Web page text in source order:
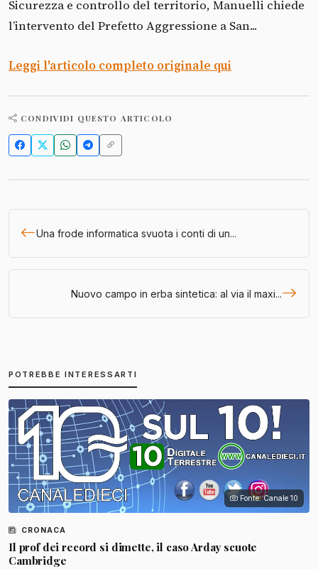
Sicurezza e controllo del territorio, Manuelli chiede
l’intervento del Prefetto Aggressione a San...
Leggi l'articolo completo originale qui
CONDIVIDI QUESTO ARTICOLO
Una frode informatica svuota i conti di un...
Nuovo campo in erba sintetica: al via il maxi...
POTREBBE INTERESSARTI
Fonte: Canale 10
CRONACA
Il prof dei record si dimette, il caso Arday scuote
Cambridge